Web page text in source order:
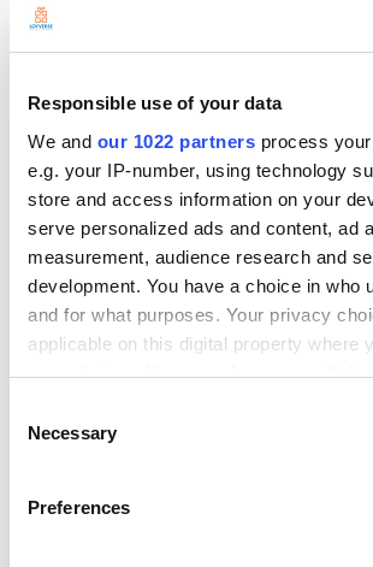
Responsible use of your data
We and our 1022 partners process
e.g. your IP-number, using technology
store and access information on your
serve personalized ads and content, ad
measurement, audience research and
development. You have a choice in who
and for what purposes. Your privacy
applicable on this digital property where
your choices. You can change or
the Privacy trigger icon.
Collect information about your
Selection
Necessary
Preferences
보고서
하드웨어
결제
POS 시스템
Community
Show — Community
Hide — Community
App Marketplace
Community
시작하기